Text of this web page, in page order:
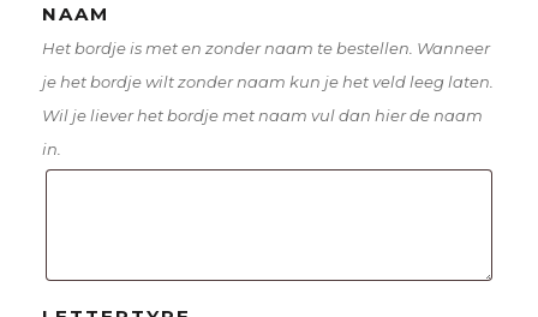
NAAM
Het bordje is met en zonder naam te bestellen. Wanneer
je het bordje wilt zonder naam kun je het veld leeg laten.
Wil je liever het bordje met naam vul dan hier de naam
in.